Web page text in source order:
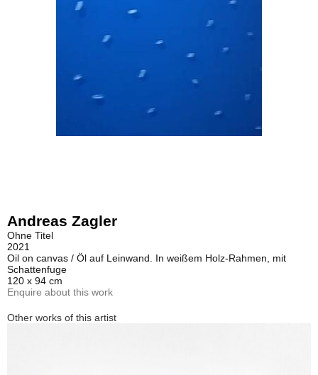
Andreas Zagler
Ohne Titel
2021
Oil on canvas / Öl auf Leinwand. In weißem Holz-Rahmen, mit
Schattenfuge
120 x 94 cm
Enquire about this work
Other works of this artist